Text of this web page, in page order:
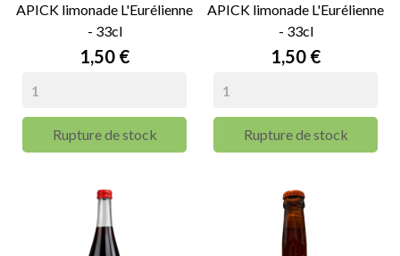
APICK limonade L'Eurélienne
- 33cl
Prix
1,50 €
Rupture de stock
APICK limonade L'Eurélienne
- 33cl
Prix
1,50 €
Rupture de stock